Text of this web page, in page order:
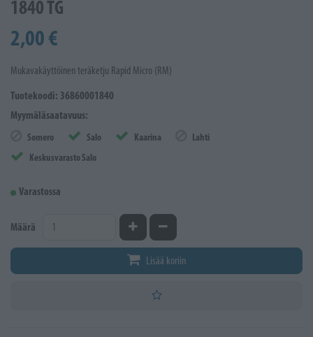
1840 TG
2,00 €
Mukavakäyttöinen teräketju Rapid Micro (RM)
Tuotekoodi: 36860001840
Myymäläsaatavuus:
Somero Salo Kaarina
Lahti
Keskusvarasto Salo
Varastossa
Määrä Kasvata määrääVähennä määrää
Lisää koriin